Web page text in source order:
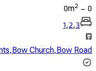
0
-
0m2
1,2,3
,Bow Church,Bow Road